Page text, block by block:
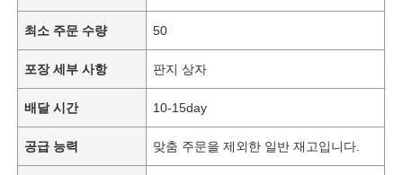
최소 주문 수량 50
포장 세부 사항 판지 상자
배달 시간 10-15day
공급 능력 맞춤 주문을 제외한 일반 재고입니다.